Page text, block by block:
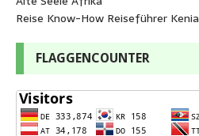
Reise Know-How Reiseführer Kenia
FLAGGENCOUNTER